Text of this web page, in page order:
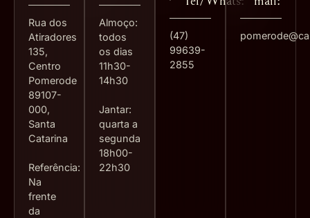
Rua dos
Atiradores
135,
Centro
Pomerode
89107-
000,
Santa
Catarina
Referência:
Na
frente
da
Almoço:
todos
os dias
11h30-
14h30
Jantar:
quarta a
segunda
18h00-
22h30
(47)
99639-
2855